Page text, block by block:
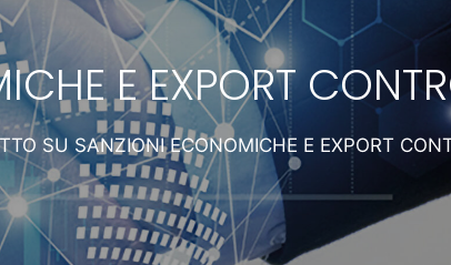
E EXPORT
SU SANZIONI ECONOMICHE E EXPORT